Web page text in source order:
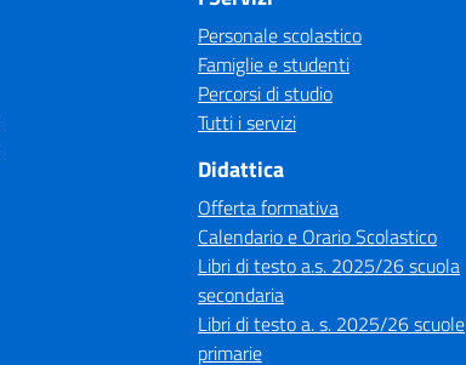
Personale scolastico
Famiglie e studenti
Percorsi di studio
Tutti i servizi
Didattica
Offerta formativa
Calendario e Orario Scolastico
Libri di testo a.s. 2025/26 scuola
secondaria
Libri di testo a. s. 2025/26 scuole
primarie